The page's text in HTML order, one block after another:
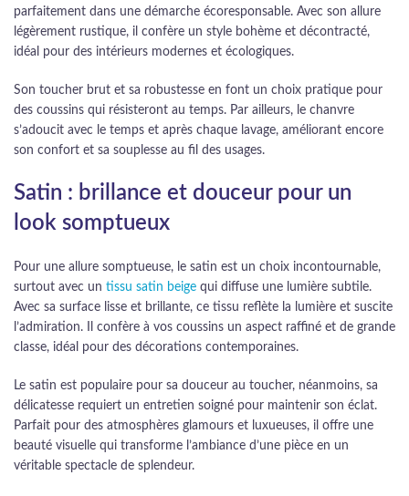
parfaitement dans une démarche écoresponsable. Avec son allure
légèrement rustique, il confère un style bohème et décontracté,
idéal pour des intérieurs modernes et écologiques.
Son toucher brut et sa robustesse en font un choix pratique pour
des coussins qui résisteront au temps. Par ailleurs, le chanvre
s’adoucit avec le temps et après chaque lavage, améliorant encore
son confort et sa souplesse au fil des usages.
Satin : brillance et douceur pour un
look somptueux
Pour une allure somptueuse, le satin est un choix incontournable,
surtout avec un tissu satin beige qui diffuse une lumière subtile.
Avec sa surface lisse et brillante, ce tissu reflète la lumière et suscite
l’admiration. Il confère à vos coussins un aspect raffiné et de grande
classe, idéal pour des décorations contemporaines.
Le satin est populaire pour sa douceur au toucher, néanmoins, sa
délicatesse requiert un entretien soigné pour maintenir son éclat.
Parfait pour des atmosphères glamours et luxueuses, il offre une
beauté visuelle qui transforme l’ambiance d’une pièce en un
véritable spectacle de splendeur.